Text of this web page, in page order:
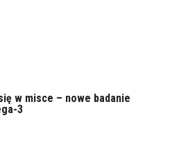
w misce – nowe badanie
3